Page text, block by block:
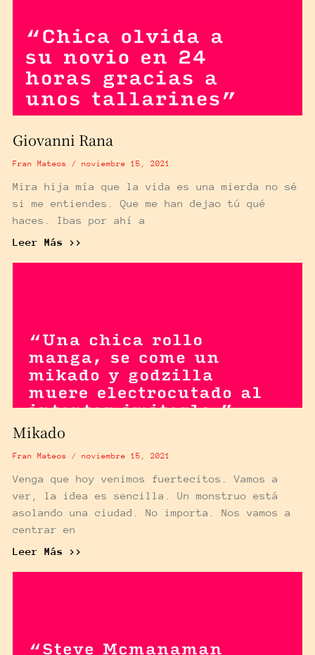
Giovanni Rana
Fran Mateos noviembre 15, 2021
Mira hija mía que la vida es una mierda no sé
si me entiendes. Que me han dejao tú qué
haces. Ibas por ahí a
Leer Más >>
Mikado
Fran Mateos noviembre 15, 2021
Venga que hoy venimos fuertecitos. Vamos a
ver, la idea es sencilla. Un monstruo está
asolando una ciudad. No importa. Nos vamos a
centrar en
Leer Más >>